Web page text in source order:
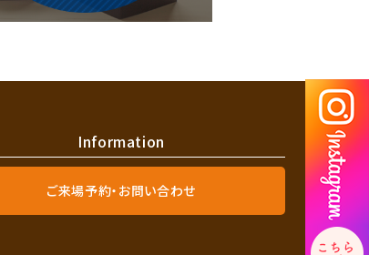
Information
ご来場予約・お問い合わせ